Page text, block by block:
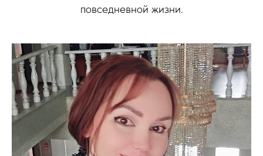
повседневной жизни.